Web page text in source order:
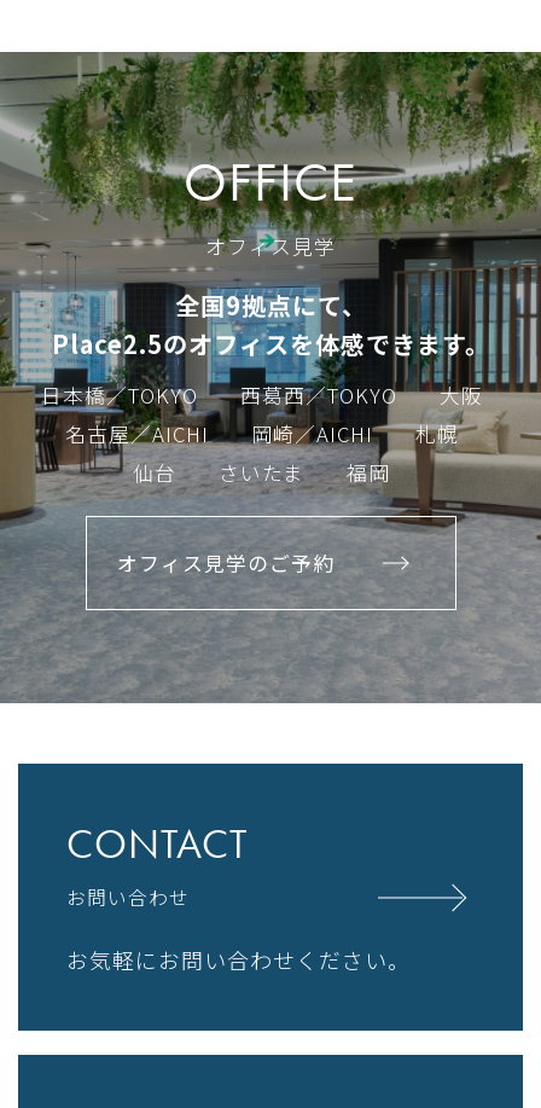
OFFICE
オフィス見学
全国9拠点にて、
Place2.5のオフィスを体感できます。
日本橋／TOKYO 西葛西／TOKYO
大阪
名古屋／AICHI
岡崎／AICHI
札幌
仙台
さいたま 福岡
オフィス見学のご予約
CONTACT
お問い合わせ
お気軽にお問い合わせください。